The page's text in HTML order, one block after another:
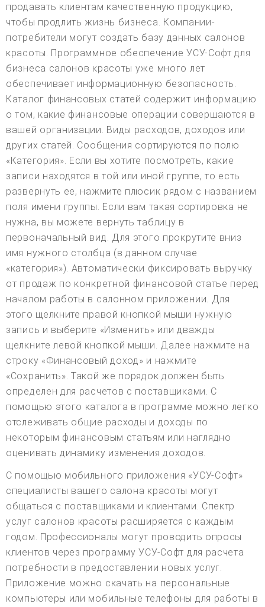
продавать клиентам качественную продукцию,
чтобы продлить жизнь бизнеса. Компании-
потребители могут создать базу данных салонов
красоты. Программное обеспечение УСУ-Софт для
бизнеса салонов красоты уже много лет
обеспечивает информационную безопасность.
Каталог финансовых статей содержит информацию
о том, какие финансовые операции совершаются в
вашей организации. Виды расходов, доходов или
других статей. Сообщения сортируются по полю
«Категория». Если вы хотите посмотреть, какие
записи находятся в той или иной группе, то есть
развернуть ее, нажмите плюсик рядом с названием
поля имени группы. Если вам такая сортировка не
нужна, вы можете вернуть таблицу в
первоначальный вид. Для этого прокрутите вниз
имя нужного столбца (в данном случае
«категория»). Автоматически фиксировать выручку
от продаж по конкретной финансовой статье перед
началом работы в салонном приложении. Для
этого щелкните правой кнопкой мыши нужную
запись и выберите «Изменить» или дважды
щелкните левой кнопкой мыши. Далее нажмите на
строку «Финансовый доход» и нажмите
«Сохранить». Такой же порядок должен быть
определен для расчетов с поставщиками. С
помощью этого каталога в программе можно легко
отслеживать общие расходы и доходы по
некоторым финансовым статьям или наглядно
оценивать динамику изменения доходов.
С помощью мобильного приложения «УСУ-Софт»
специалисты вашего салона красоты могут
общаться с поставщиками и клиентами. Спектр
услуг салонов красоты расширяется с каждым
годом. Профессионалы могут проводить опросы
клиентов через программу УСУ-Софт для расчета
потребности в предоставлении новых услуг.
Приложение можно скачать на персональные
компьютеры или мобильные телефоны для работы в